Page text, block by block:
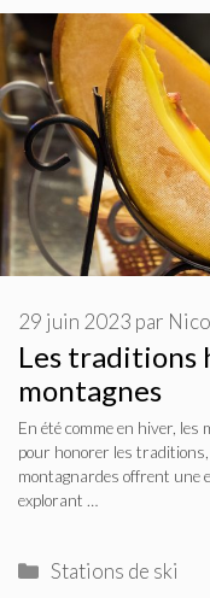
Les traditions
montagnes
29 juin 2023 par
En été comme en hiver,
pour honorer les
montagnardes offrent une
explorant …
Catégories
Stations de ski